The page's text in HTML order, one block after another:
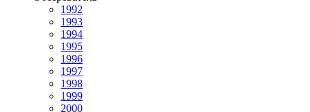
1992
1993
1994
1995
1996
1997
1998
1999
2000